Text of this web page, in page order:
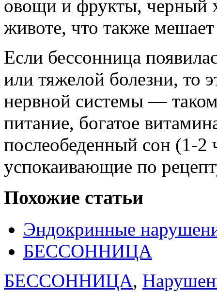
овощи и фрукты, черный
животе, что также мешает
Если бессонница
или тяжелой болезни, то
нервной системы —
питание, богатое
послеобеденный сон (1-
успокаивающие по
Похожие статьи
Эндокринные
БЕССОННИЦА
БЕССОННИЦА,